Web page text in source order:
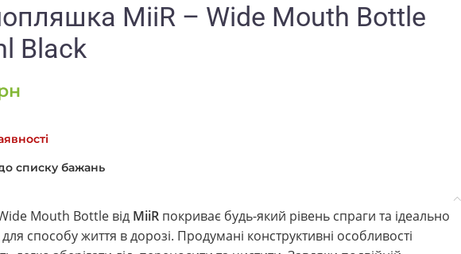
MiiR – Wide Mouth Bottle
Black
списку бажань
Mouth Bottle від MiiR покриває будь-який рівень спраги та ідеально
для способу життя в дорозі. Продумані конструктивні особливості